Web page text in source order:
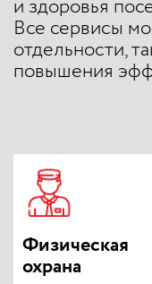
и здоровья
Все сервисы
отдельности,
повышения
Физическая
охрана